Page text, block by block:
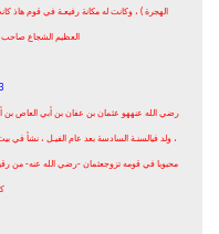
الهجرة ) ، وكانت له مكانة رفيعـة في قوم هاذ
العظيم الشجاع صاحب
3 ـ عثمان بن عفان
رضي الله عنههو عثمان بن عفان بن أبي العاص بن
، ولد فيالسنـة السادسة بعد عام الفيـل ، نشأ
محبوبا في قومه تزوجعثمان -رضي الله عنه- من